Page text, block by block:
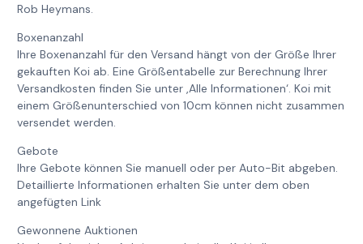
Rob Heymans.
Boxenanzahl
Ihre Boxenanzahl für den Versand hängt von der Größe Ihrer
gekauften Koi ab. Eine Größentabelle zur Berechnung Ihrer
Versandkosten finden Sie unter ‚Alle Informationen‘. Koi mit
einem Größenunterschied von 10cm können nicht zusammen
versendet werden.
Gebote
Ihre Gebote können Sie manuell oder per Auto-Bit abgeben.
Detaillierte Informationen erhalten Sie unter dem oben
angefügten Link
Gewonnene Auktionen